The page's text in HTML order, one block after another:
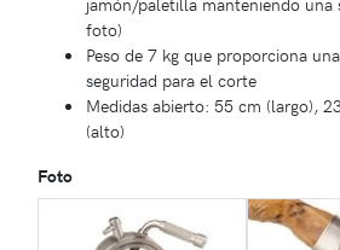
foto)
Peso de 7 kg que proporciona
seguridad para el corte
Medidas abierto: 55 cm (largo),
(alto)
Foto